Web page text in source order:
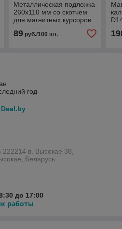
Металлическая подложка
260х110 мм со скотчем
для магнитных курсоров
89руб./100 шт.
год
Deal.by
222214 в. Высокае 38,
Беларусь
до 17:00
работы